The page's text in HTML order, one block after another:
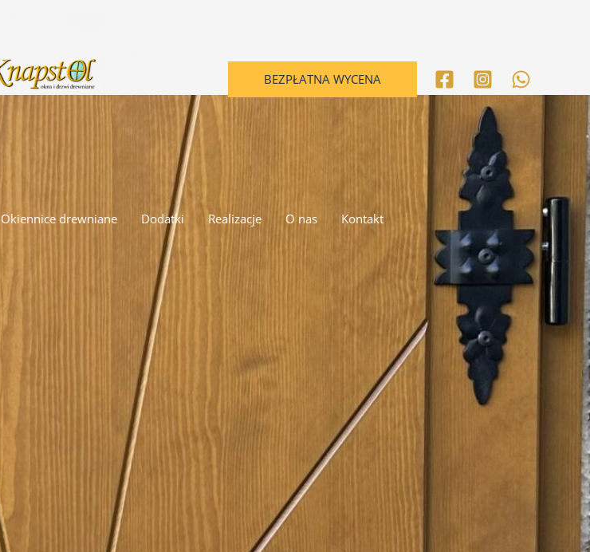
BEZPŁATNA WYCENA
Okiennice drewniane Dodatki Realizacje O nas Kontakt